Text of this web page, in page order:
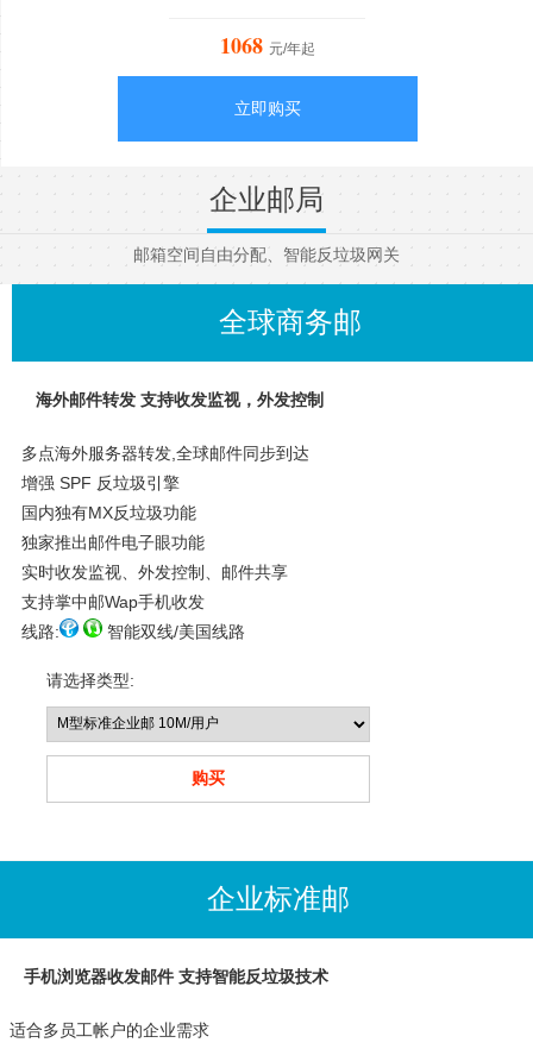
企业邮局
邮箱空间自由分配、智能反垃圾网关
全球商务邮
海外邮件转发 支持收发监视，外发控制
多点海外服务器转发,全球邮件同步到达
增强 SPF 反垃圾引擎
国内独有MX反垃圾功能
独家推出邮件电子眼功能
实时收发监视、外发控制、邮件共享
支持掌中邮Wap手机收发
线路:
智能双线/美国线路
企业标准邮
手机浏览器收发邮件 支持智能反垃圾技术
适合多员工帐户的企业需求
请选择类型:
1068 元/年起
立即购买